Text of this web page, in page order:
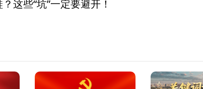
这些“坑”一定要避开！